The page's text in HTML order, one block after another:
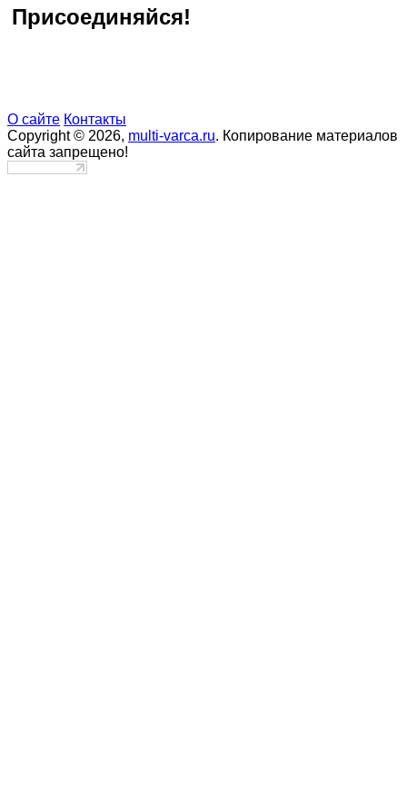
Присоединяйся!
О сайте Контакты
Copyright © 2026, multi-varca.ru. Копирование материалов
сайта запрещено!